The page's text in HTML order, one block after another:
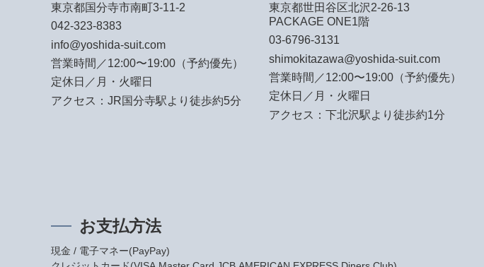
東京都国分寺市南町3-11-2
042-323-8383
info@yoshida-suit.com
営業時間／12:00〜19:00（予約優先）
定休日／月・火曜日
アクセス：JR国分寺駅より徒歩約5分
東京都世田谷区北沢2-26-13
PACKAGE ONE1階
03-6796-3131
shimokitazawa@yoshida-suit.com
営業時間／12:00〜19:00（予約優先）
定休日／月・火曜日
アクセス：下北沢駅より徒歩約1分
お支払方法
現金 / 電子マネー(PayPay)